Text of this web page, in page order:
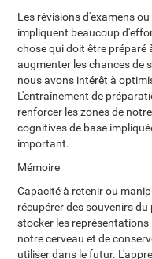
Les révisions d'examens
impliquent beaucoup
chose qui doit être préparé
augmenter les chances de
nous avons intérêt à
L'entraînement de
renforcer les zones de
cognitives de base
important.
Mémoire
Capacité à retenir ou
récupérer des souvenirs
stocker les
notre cerveau et de
utiliser dans le futur.